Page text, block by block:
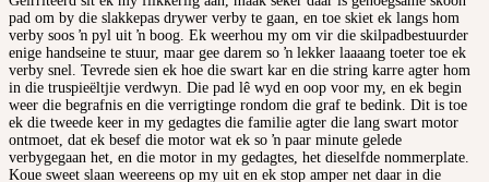
pad om by die slakkepas drywer verby te gaan, en toe skiet ek langs hom
verby soos ŉ pyl uit ŉ boog. Ek weerhou my om vir die skilpadbestuurder
enige handseine te stuur, maar gee darem so ŉ lekker laaaang toeter toe ek
verby snel. Tevrede sien ek hoe die swart kar en die string karre agter hom
in die truspieëltjie verdwyn. Die pad lê wyd en oop voor my, en ek begin
weer die begrafnis en die verrigtinge rondom die graf te bedink. Dit is toe
ek die tweede keer in my gedagtes die familie agter die lang swart motor
ontmoet, dat ek besef die motor wat ek so ŉ paar minute gelede
verbygegaan het, en die motor in my gedagtes, het dieselfde nommerplate.
Koue sweet slaan weereens op my uit en ek stop amper net daar in die